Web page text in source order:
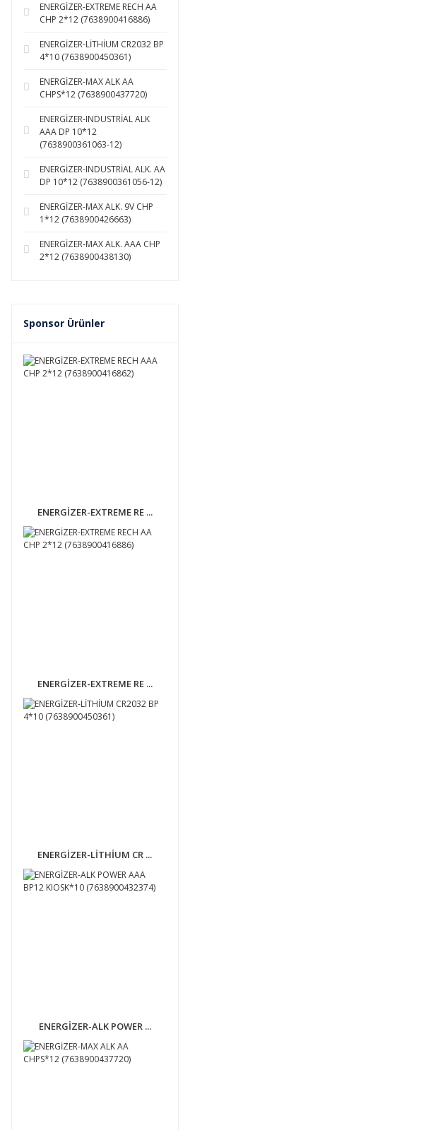
ENERGİZER-EXTREME RECH AA
CHP 2*12 (7638900416886)
ENERGİZER-LİTHİUM CR2032 BP
4*10 (7638900450361)
ENERGİZER-MAX ALK AA
CHPS*12 (7638900437720)
ENERGİZER-INDUSTRİAL ALK
AAA DP 10*12
(7638900361063-12)
ENERGİZER-INDUSTRİAL ALK. AA
DP 10*12 (7638900361056-12)
ENERGİZER-MAX ALK. 9V CHP
1*12 (7638900426663)
ENERGİZER-MAX ALK. AAA CHP
2*12 (7638900438130)
Sponsor Ürünler
ENERGİZER-EXTREME RE ...
ENERGİZER-EXTREME RE ...
ENERGİZER-LİTHİUM CR ...
ENERGİZER-ALK POWER ...